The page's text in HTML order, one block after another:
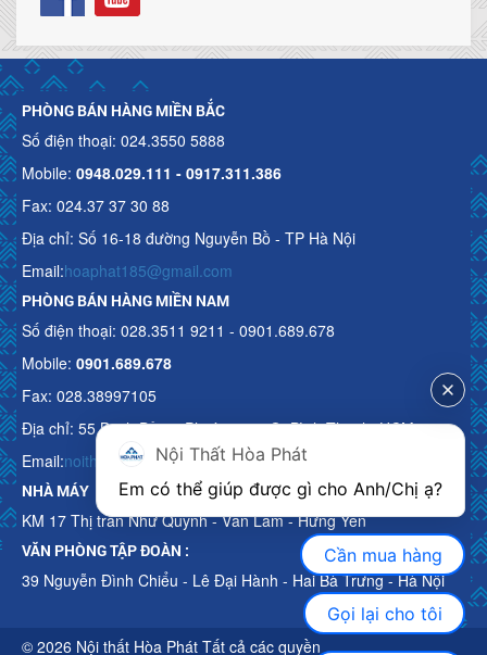
PHÒNG BÁN HÀNG MIỀN BẮC
Số điện thoại: 024.3550 5888
Mobile: 0948.029.111 - 0917.311.386
Fax: 024.37 37 30 88
Địa chỉ: Số 16-18 đường Nguyễn Bồ - TP Hà Nội
Email:hoaphat185@gmail.com
PHÒNG BÁN HÀNG MIỀN NAM
Số điện thoại: 028.3511 9211 - 0901.689.678
Mobile: 0901.689.678
Fax: 028.38997105
Địa chỉ: 55 Bạch Đằng, Phường 15, Q. Bình Thạnh, HCM
Email:noithathoaphattot@gmail.com
NHÀ MÁY
KM 17 Thị trấn Như Quỳnh - Văn Lâm - Hưng Yên
VĂN PHÒNG TẬP ĐOÀN :
39 Nguyễn Đình Chiểu - Lê Đại Hành - Hai Bà Trưng - Hà Nội
© 2026 Nội thất Hòa Phát Tất cả các quyền
Nội Thất Hòa Phát
Cần mua hàng
Gọi lại cho tôi